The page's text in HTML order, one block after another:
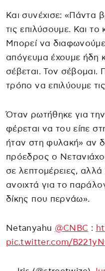
Και συνέχισε: «Πάντα
τις επιλύσουμε. Και
Μπορεί να
απόγευμα έχουμε ήδη
σέβεται. Τον σέβομαι.
τρόπο να επιλύουμε
Όταν ρωτήθηκε για
φέρεται να του είπε
ήταν στη φυλακή» αν
πρόεδρος ο
σε λεπτομέρειες, αλλά
ανοιχτά για το
δίκης που περνάω».
Netanyahu @CNBC :
pic.twitter.com/